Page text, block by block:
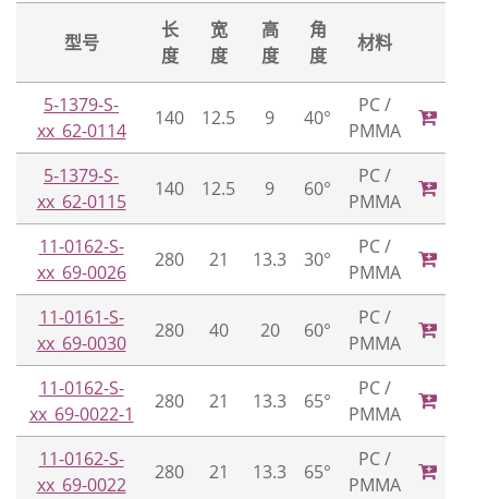
型号
长
度
宽
度
高
度
角
度
材料
5-1379-S-
xx_62-0114
140 12.5 9 40°
PC /
PMMA
5-1379-S-
xx_62-0115
140 12.5 9 60°
PC /
PMMA
11-0162-S-
xx_69-0026
280 21 13.3 30°
PC /
PMMA
11-0161-S-
xx_69-0030
280 40 20 60°
PC /
PMMA
11-0162-S-
xx_69-0022-1
280 21 13.3 65°
PC /
PMMA
11-0162-S-
xx_69-0022
280 21 13.3 65°
PC /
PMMA